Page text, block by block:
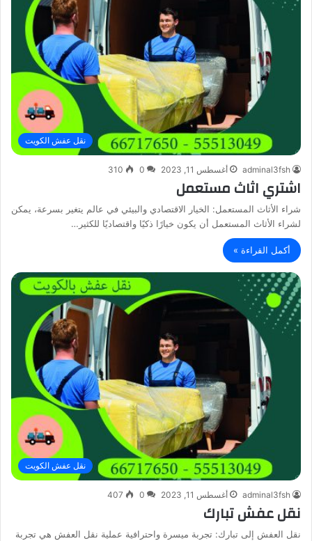
نقل عفش الكويت
adminal3fsh أغسطس 11, 2023 0
310
اشتري اثاث مستعمل
شراء الأثاث المستعمل: الخيار الاقتصادي والبيئي في عالم يتغير بسرعة، يمكن
لشراء الأثاث المستعمل أن يكون خيارًا ذكيًا واقتصاديًا للكثير…
أكمل القراءة »
نقل عفش الكويت
adminal3fsh أغسطس 11, 2023 0
407
نقل عفش تبارك
نقل العفش إلى تبارك: تجربة ميسرة واحترافية عملية نقل العفش هي تجربة